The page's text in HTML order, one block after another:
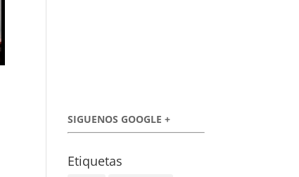
SIGUENOS GOOGLE +
Etiquetas